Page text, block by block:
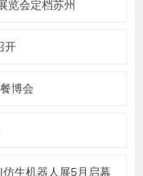
览会定档苏州
开
博会
生机器人展5月启幕